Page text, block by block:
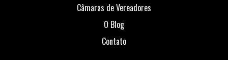
Câmaras de Vereadores
O Blog
Contato